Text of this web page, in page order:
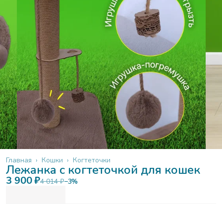
Когтеточки
Кошки ›
Главная ›
Лежанка с когтеточкой для кошек
3 900 ₽4 014 ₽−3%